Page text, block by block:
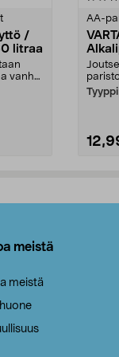
/
litraa
vanha
AA-
meistä
meistä